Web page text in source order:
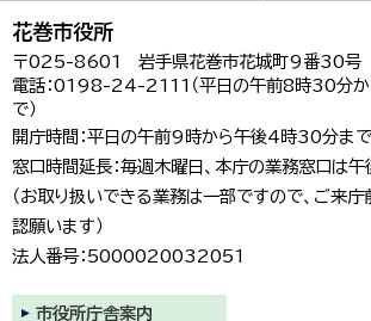
花巻市役所
〒025-8601 岩手県花巻市花城町9番30号
電話：0198-24-2111（平日の午前8時30分か
で）
開庁時間：平日の午前9時から午後4時30分まで
窓口時間延長：毎週木曜日、本庁の業務窓口は
（お取り扱いできる業務は一部ですので、ご来
認願います）
法人番号：5000020032051
市役所庁舎案内